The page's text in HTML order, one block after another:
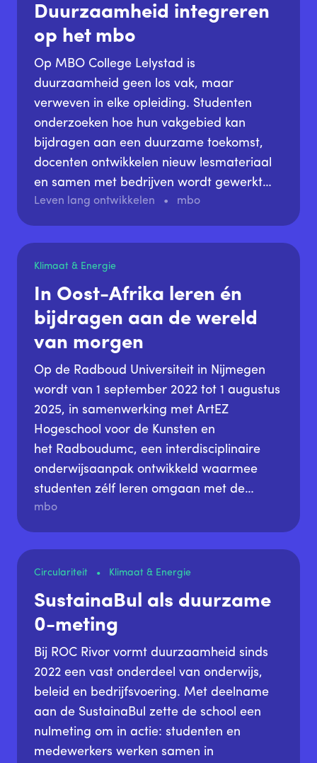
Duurzaamheid integreren
op het mbo
Op MBO College Lelystad is
duurzaamheid geen los vak, maar
verweven in elke opleiding. Studenten
onderzoeken hoe hun vakgebied kan
bijdragen aan een duurzame toekomst,
docenten ontwikkelen nieuw lesmateriaal
en samen met bedrijven wordt gewerkt
aan concrete oplossingen voor
maatschappelijke vraagstukken.
Leven lang ontwikkelen mbo
Klimaat & Energie
In Oost-Afrika leren én
bijdragen aan de wereld
van morgen
Op de Radboud Universiteit in Nijmegen
wordt van 1 september 2022 tot 1 augustus
2025, in samenwerking met ArtEZ
Hogeschool voor de Kunsten en
het Radboudumc, een interdisciplinaire
onderwijsaanpak ontwikkeld waarmee
studenten zélf leren omgaan met de
complexe uitdagingen van duurzame
ontwikkeling.
mbo
Circulariteit Klimaat & Energie
SustainaBul als duurzame
0-meting
Bij ROC Rivor vormt duurzaamheid sinds
2022 een vast onderdeel van onderwijs,
beleid en bedrijfsvoering. Met deelname
aan de SustainaBul zette de school een
nulmeting om in actie: studenten en
medewerkers werken samen in